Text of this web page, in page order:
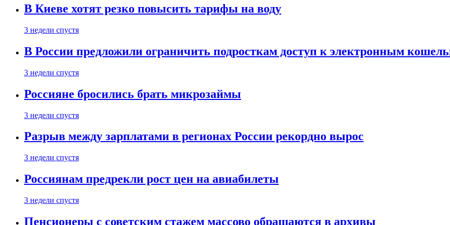
В Киеве хотят резко повысить тарифы на воду
3 недели спустя
В России предложили ограничить подросткам доступ к электронным
3 недели спустя
Россияне бросились брать микрозаймы
3 недели спустя
Разрыв между зарплатами в регионах России рекордно вырос
3 недели спустя
Россиянам предрекли рост цен на авиабилеты
3 недели спустя
Пенсионеры с советским стажем массово обращаются в архивы